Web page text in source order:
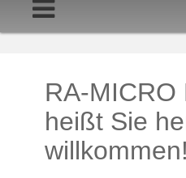
RA-MICRO
heißt Sie
willkommen!